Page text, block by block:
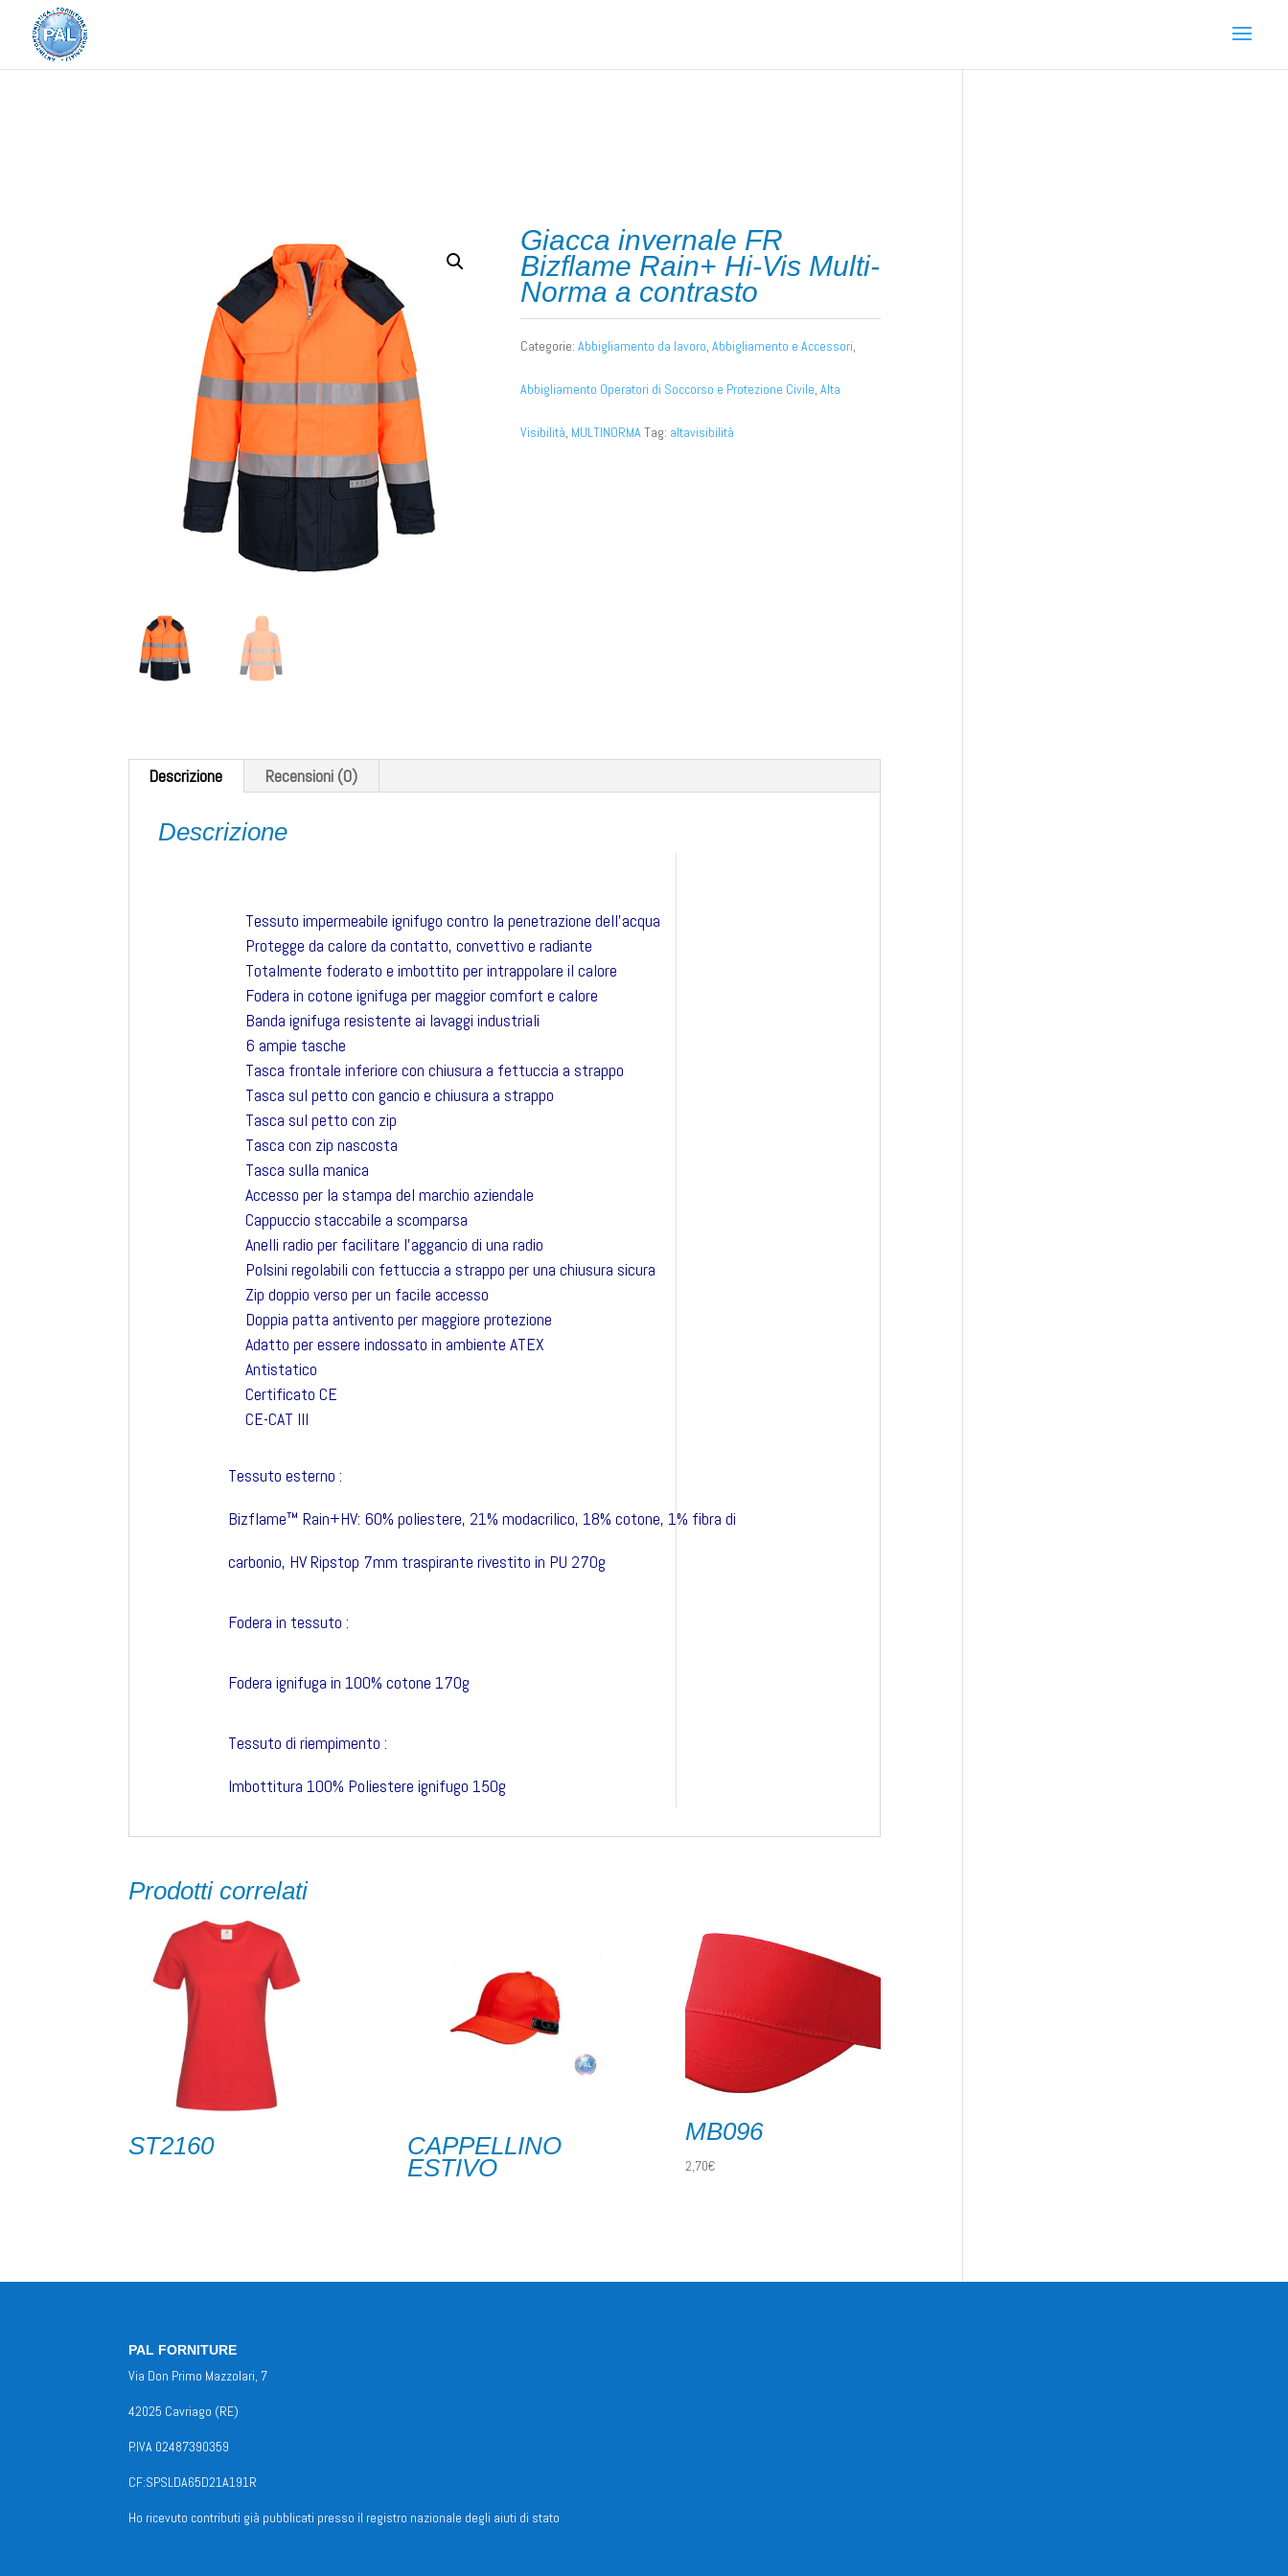
Giacca invernale FR
Bizflame Rain+ Hi-Vis Multi-
Norma a contrasto
Categorie: Abbigliamento da lavoro, Abbigliamento e Accessori,
Abbigliamento Operatori di Soccorso e Protezione Civile, Alta
Visibilità, MULTINORMATag: altavisibilità
Descrizione Recensioni (0)
Descrizione
Tessuto impermeabile ignifugo contro la penetrazione dell’acqua
Protegge da calore da contatto, convettivo e radiante
Totalmente foderato e imbottito per intrappolare il calore
Fodera in cotone ignifuga per maggior comfort e calore
Banda ignifuga resistente ai lavaggi industriali
6 ampie tasche
Tasca frontale inferiore con chiusura a fettuccia a strappo
Tasca sul petto con gancio e chiusura a strappo
Tasca sul petto con zip
Tasca con zip nascosta
Tasca sulla manica
Accesso per la stampa del marchio aziendale
Cappuccio staccabile a scomparsa
Anelli radio per facilitare l’aggancio di una radio
Polsini regolabili con fettuccia a strappo per una chiusura sicura
Zip doppio verso per un facile accesso
Doppia patta antivento per maggiore protezione
Adatto per essere indossato in ambiente ATEX
Antistatico
Certificato CE
CE-CAT III
Tessuto esterno :
Bizflame™ Rain+HV: 60% poliestere, 21% modacrilico, 18% cotone, 1% fibra di
carbonio, HV Ripstop 7mm traspirante rivestito in PU 270g
Fodera in tessuto :
Fodera ignifuga in 100% cotone 170g
Tessuto di riempimento :
Imbottitura 100% Poliestere ignifugo 150g
Prodotti correlati
ST2160 CAPPELLINO
ESTIVO
MB096
2,70€
PAL FORNITURE
Via Don Primo Mazzolari, 7
42025 Cavriago (RE)
P.IVA 02487390359
CF:SPSLDA65D21A191R
Ho ricevuto contributi già pubblicati presso il registro nazionale degli aiuti di stato